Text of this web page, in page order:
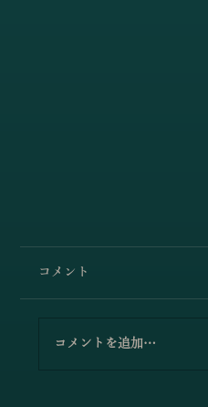
コメント
コメントを追加…